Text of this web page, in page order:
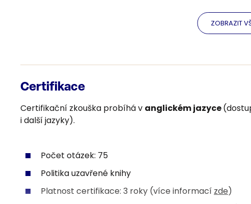
Začleňování M_o_R: integrace do organizace,
Shrnutí a rekapitulace klíčových témat metodiky
Příprava na certifikační zkoušku a závěrečná
ZOBRAZIT
Certifikace
Certifikační zkouška probíhá v anglickém jazyce
i další jazyky).
Počet otázek: 75
Politika uzavřené knihy
Platnost certifikace: 3 roky (více informací zde)